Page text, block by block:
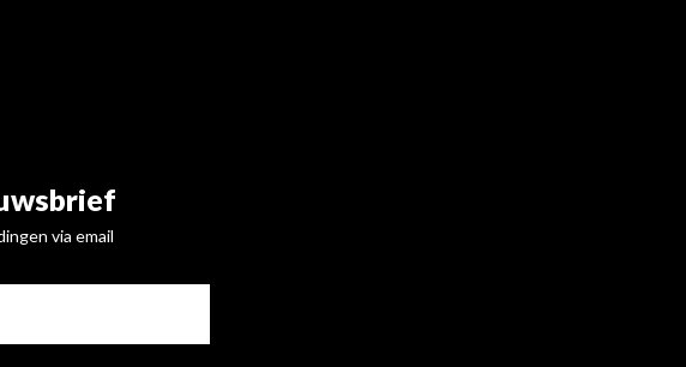
via email